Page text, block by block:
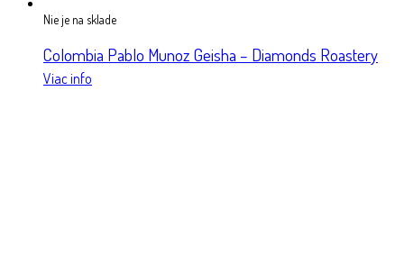
Nie je na sklade
Colombia Pablo Munoz Geisha – Diamonds Roastery
Viac info